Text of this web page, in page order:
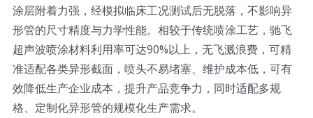
涂层附着力强，经模拟临床工况测试后无脱落，不影响异
形管的尺寸精度与力学性能。相较于传统喷涂工艺，驰飞
超声波喷涂材料利用率可达90%以上，无飞溅浪费，可精
准适配各类异形截面，喷头不易堵塞、维护成本低，可有
效降低生产企业成本，提升产品竞争力，同时适配多规
格、定制化异形管的规模化生产需求。